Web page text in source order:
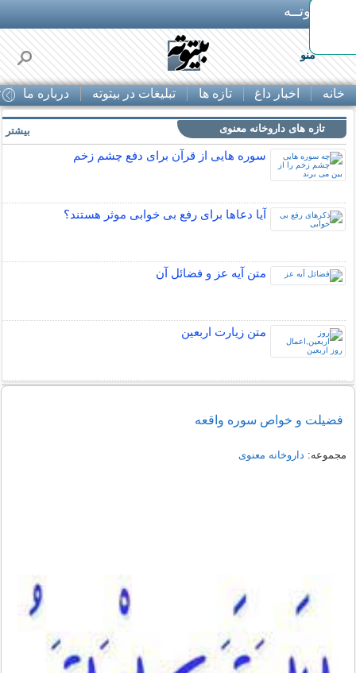
بـیتوتــه
منو
خانه اخبار داغ تازه ها تبلیغات در بیتوته درباره ما
تازه های داروخانه معنوی
سوره هایی از قرآن برای دفع چشم زخم
آیا دعاها برای رفع بی خوابی موثر هستند؟
متن آیه عز و فضائل آن
متن زيارت اربعين
بیشتر
فضیلت و خواص سوره واقعه
مجموعه: داروخانه معنوی